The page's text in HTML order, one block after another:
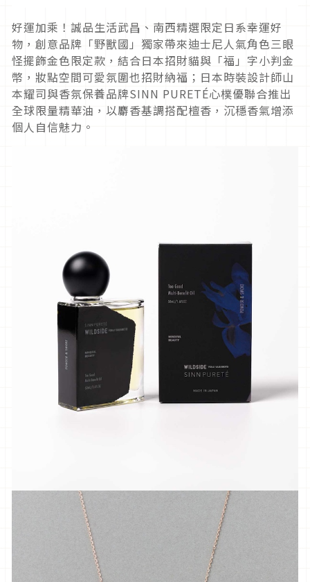
好運加乘！誠品生活武昌、南西精選限定日系幸運好
物，創意品牌「野獸國」獨家帶來迪士尼人氣角色三眼
怪擺飾金色限定款，結合日本招財貓與「福」字小判金
幣，妝點空間可愛氛圍也招財納福；日本時裝設計師山
本耀司與香氛保養品牌SINN PURETÉ心樸優聯合推出
全球限量精華油，以麝香基調搭配檀香，沉穩香氣增添
個人自信魅力。